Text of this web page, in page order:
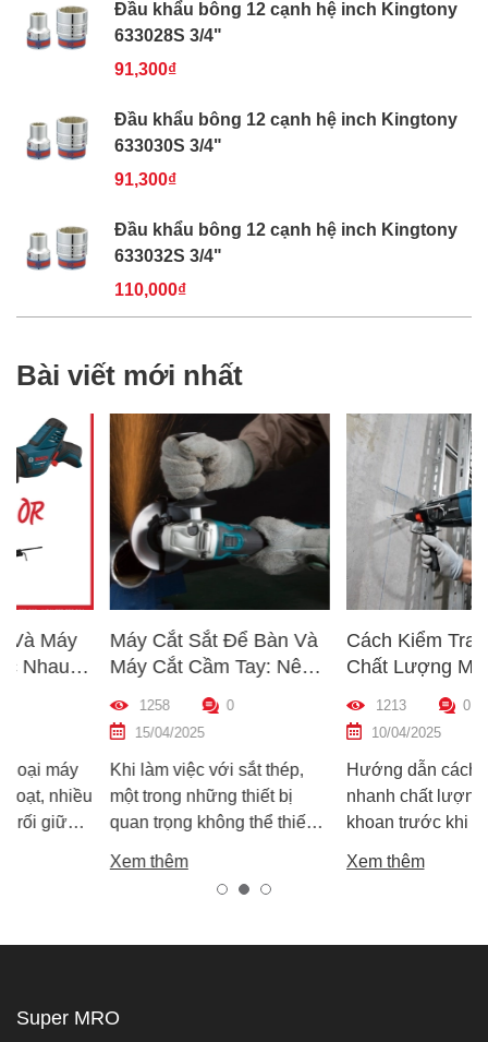
Đầu khẩu bông 12 cạnh hệ inch Kingtony
633028S 3/4"
91,300₫
Đầu khẩu bông 12 cạnh hệ inch Kingtony
633030S 3/4"
91,300₫
Đầu khẩu bông 12 cạnh hệ inch Kingtony
633032S 3/4"
110,000₫
Bài viết mới nhất
Máy Cắt Sắt Để Bàn Và
Máy Cắt Cầm Tay: Nên
Chọn Loại Nào Phù Hợp
0
15/04/2025
Khi làm việc với sắt thép,
một trong những thiết bị
quan trọng không thể thiếu
nhiên, trên thị trường hiện
nay có hai dòng phổ biến là
bài viết này, Super MRO sẽ
Xem thêm
Cách Kiểm Tra Nhanh
Chất Lượng Máy Khoan
Trước Khi Mua – Hướng
Dẫn Chi Tiết Cho Người
0
10/04/2025
Hướng dẫn cách kiểm tra
nhanh chất lượng máy
khoan trước khi mua – giúp
tốt, bền, hoạt động ổn định,
Super MRO